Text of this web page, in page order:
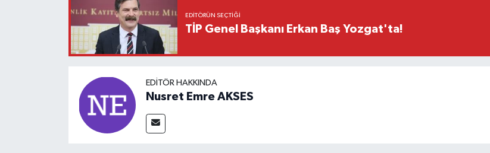
EDITÖRÜN SEÇTIĞI
TİP Genel Başkanı Erkan Baş Yozgat'ta!
EDITÖR HAKKINDA
Nusret Emre AKSES